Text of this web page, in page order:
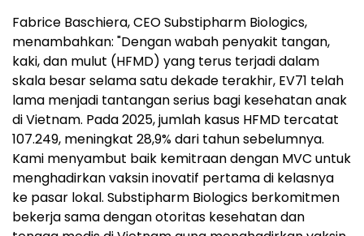
Fabrice Baschiera, CEO Substipharm Biologics,
menambahkan: "Dengan wabah penyakit tangan,
kaki, dan mulut (HFMD) yang terus terjadi dalam
skala besar selama satu dekade terakhir, EV71 telah
lama menjadi tantangan serius bagi kesehatan anak
di Vietnam. Pada 2025, jumlah kasus HFMD tercatat
107.249, meningkat 28,9% dari tahun sebelumnya.
Kami menyambut baik kemitraan dengan MVC untuk
menghadirkan vaksin inovatif pertama di kelasnya
ke pasar lokal. Substipharm Biologics berkomitmen
bekerja sama dengan otoritas kesehatan dan